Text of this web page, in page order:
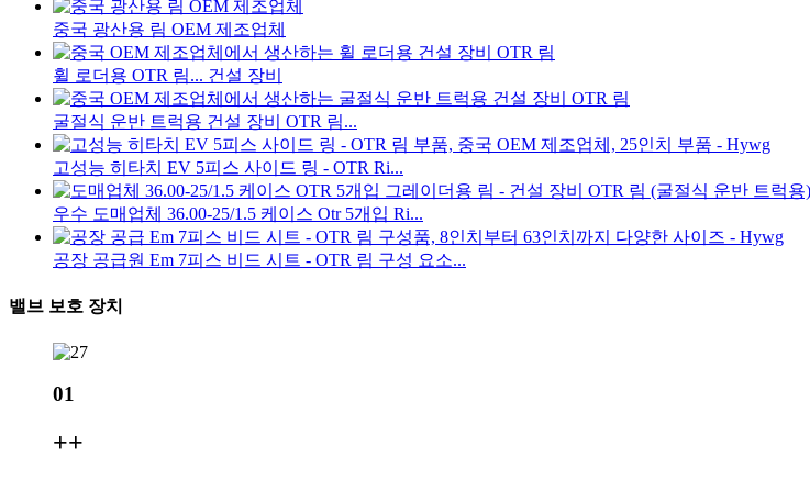
중국 광산용 림 OEM 제조업체
휠 로더용 OTR 림... 건설 장비
굴절식 운반 트럭용 건설 장비 OTR 림...
고성능 히타치 EV 5피스 사이드 링 - OTR Ri...
우수 도매업체 36.00-25/1.5 케이스 Otr 5개입 Ri...
공장 공급원 Em 7피스 비드 시트 - OTR 림 구성 요소...
밸브 보호 장치
01
++